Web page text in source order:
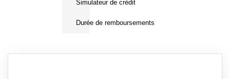
Simulateur de crédit
Durée de remboursements